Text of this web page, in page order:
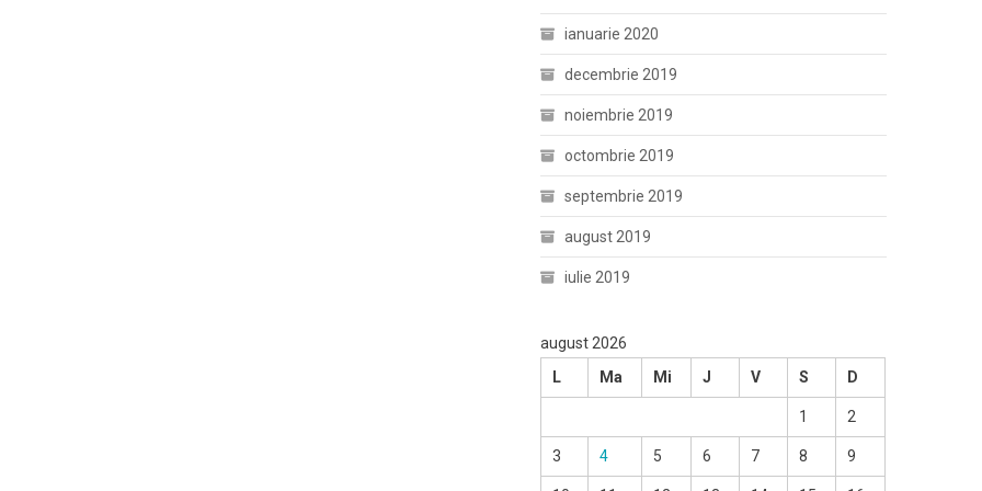
ianuarie 2020
decembrie 2019
noiembrie 2019
octombrie 2019
septembrie 2019
august 2019
iulie 2019
august 2026
L
Ma Mi J V S D
1 2
3 4 5 6 7 8 9